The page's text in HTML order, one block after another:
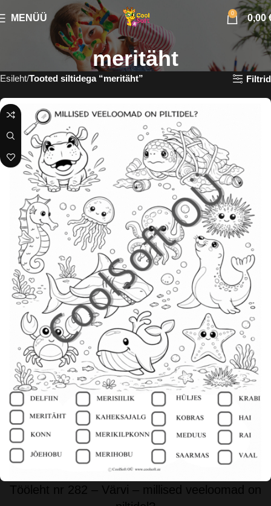
MENÜÜ 0 0,00
meritäht
Esileht Tooted siltidega “meritäht” Filtrid
Tööleht nr 282 – Värvi – millised veeloomad on